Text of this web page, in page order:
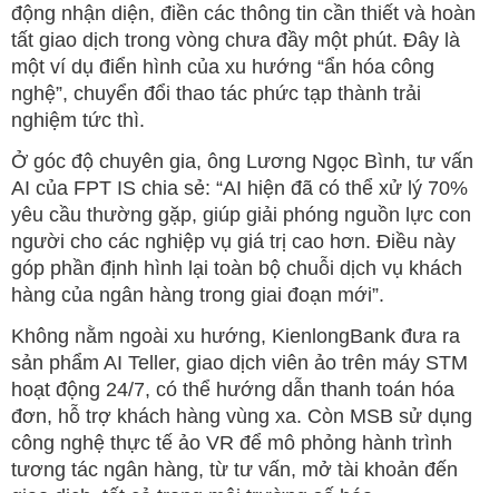
động nhận diện, điền các thông tin cần thiết và hoàn
tất giao dịch trong vòng chưa đầy một phút. Đây là
một ví dụ điển hình của xu hướng “ẩn hóa công
nghệ”, chuyển đổi thao tác phức tạp thành trải
nghiệm tức thì.
Ở góc độ chuyên gia, ông Lương Ngọc Bình, tư vấn
AI của FPT IS chia sẻ: “AI hiện đã có thể xử lý 70%
yêu cầu thường gặp, giúp giải phóng nguồn lực con
người cho các nghiệp vụ giá trị cao hơn. Điều này
góp phần định hình lại toàn bộ chuỗi dịch vụ khách
hàng của ngân hàng trong giai đoạn mới”.
Không nằm ngoài xu hướng, KienlongBank đưa ra
sản phẩm AI Teller, giao dịch viên ảo trên máy STM
hoạt động 24/7, có thể hướng dẫn thanh toán hóa
đơn, hỗ trợ khách hàng vùng xa. Còn MSB sử dụng
công nghệ thực tế ảo VR để mô phỏng hành trình
tương tác ngân hàng, từ tư vấn, mở tài khoản đến